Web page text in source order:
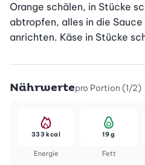
Orange schälen, in Stücke
abtropfen, alles in die
anrichten. Käse in Stücke
Nährwertepro Portion (1/2)
Energie
333 kcal
Fett
19 g